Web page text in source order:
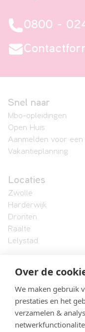
Over de
We maken gebruik
prestaties en het
verzamelen &
0800 -
Snel naar
Mbo-opleidingen
Open Huis
Aanmelden voor een
Vakantieplanning
Locaties
Zwolle
Harderwijk
Dronten
Raalte
Lelystad
Landstede MBO
Formele
Vacatures
Klachtenbehandeling